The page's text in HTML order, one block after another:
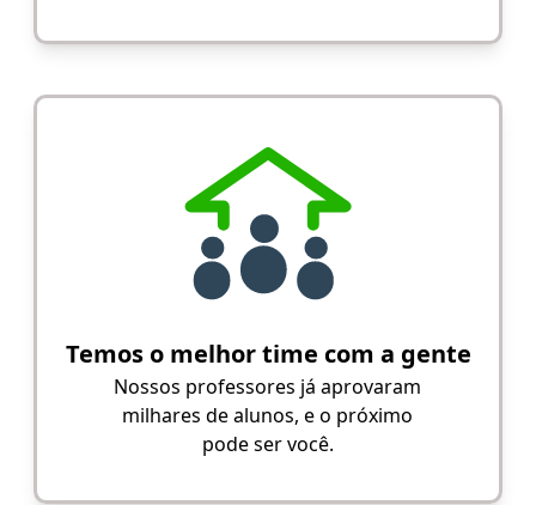
Temos o melhor time com a gente
Nossos professores já aprovaram
milhares de alunos, e o próximo
pode ser você.